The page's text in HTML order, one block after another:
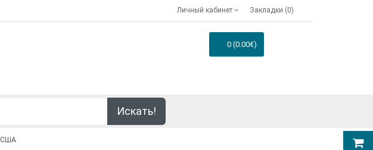
Личный кабинет Закладки (0)
0 (0.00€)
Искать!
США